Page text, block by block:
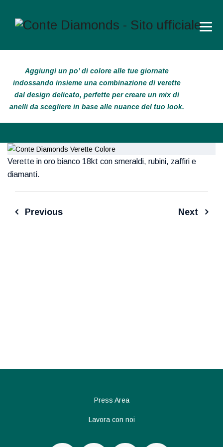
Aggiungi un po’ di colore alle tue giornate
indossando insieme una combinazione di verette
dal design delicato, perfette per creare un mix di
anelli da scegliere in base alle nuance del tuo look.
Verette in oro bianco 18kt con smeraldi, rubini, zaffiri e
diamanti.
Navigazione
Previous Next
Press Area
Lavora con noi